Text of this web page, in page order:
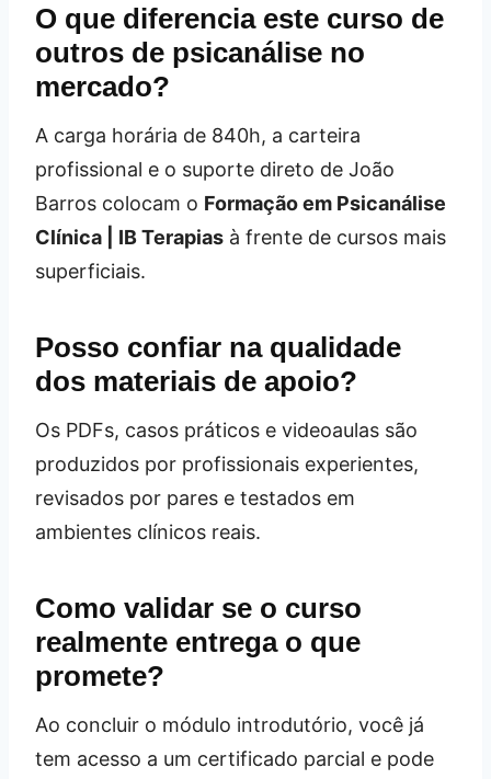
O que diferencia este curso de
outros de psicanálise no
mercado?
A carga horária de 840h, a carteira
profissional e o suporte direto de João
Barros colocam o Formação em Psicanálise
Clínica | IB Terapias à frente de cursos mais
superficiais.
Posso confiar na qualidade
dos materiais de apoio?
Os PDFs, casos práticos e videoaulas são
produzidos por profissionais experientes,
revisados por pares e testados em
ambientes clínicos reais.
Como validar se o curso
realmente entrega o que
promete?
Ao concluir o módulo introdutório, você já
tem acesso a um certificado parcial e pode